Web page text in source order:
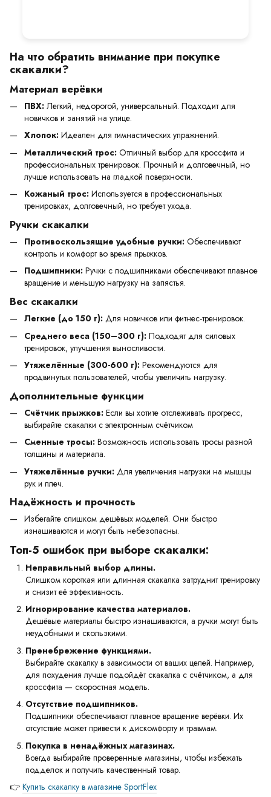
На что обратить внимание при покупке
скакалки?
Материал верёвки
ПВХ: Легкий, недорогой, универсальный. Подходит для
новичков и занятий на улице.
Хлопок: Идеален для гимнастических упражнений.
Металлический трос: Отличный выбор для кроссфита и
профессиональных тренировок. Прочный и долговечный, но
лучше использовать на гладкой поверхности.
Кожаный трос: Используется в профессиональных
тренировках, долговечный, но требует ухода.
Ручки скакалки
Противоскользящие удобные ручки: Обеспечивают
контроль и комфорт во время прыжков.
Подшипники: Ручки с подшипниками обеспечивают плавное
вращение и меньшую нагрузку на запястья.
Вес скакалки
Легкие (до 150 г): Для новичков или фитнес-тренировок.
Среднего веса (150–300 г): Подходят для силовых
тренировок, улучшения выносливости.
Утяжелённые (300-600 г): Рекомендуются для
продвинутых пользователей, чтобы увеличить нагрузку.
Дополнительные функции
Счётчик прыжков: Если вы хотите отслеживать прогресс,
выбирайте скакалки с электронным счётчиком
Сменные тросы: Возможность использовать тросы разной
толщины и материала.
Утяжелённые ручки: Для увеличения нагрузки на мышцы
рук и плеч.
Надёжность и прочность
Избегайте слишком дешёвых моделей. Они быстро
изнашиваются и могут быть небезопасны.
Топ-5 ошибок при выборе скакалки:
Неправильный выбор длины.
Слишком короткая или длинная скакалка затруднит тренировку
и снизит её эффективность.
Игнорирование качества материалов.
Дешёвые материалы быстро изнашиваются, а ручки могут быть
неудобными и скользкими.
Пренебрежение функциями.
Выбирайте скакалку в зависимости от ваших целей. Например,
для похудения лучше подойдёт скакалка с счётчиком, а для
кроссфита — скоростная модель.
Отсутствие подшипников.
Подшипники обеспечивают плавное вращение верёвки. Их
отсутствие может привести к дискомфорту и травмам.
Покупка в ненадёжных магазинах.
Всегда выбирайте проверенные магазины, чтобы избежать
подделок и получить качественный товар.
👉 Купить скакалку в магазине SportFlex